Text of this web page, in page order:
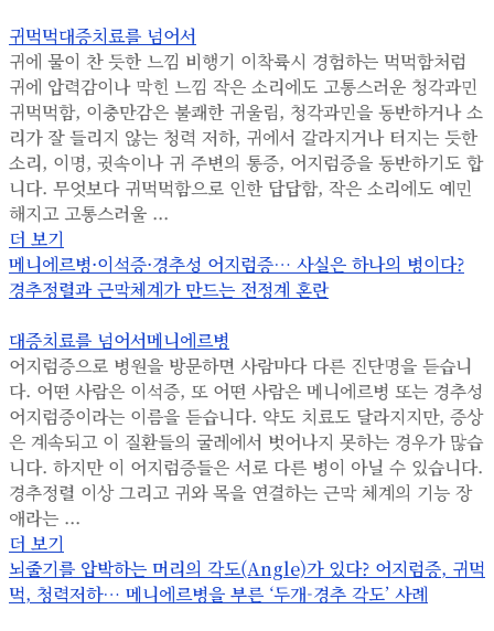
귀먹먹대증치료를 넘어서
귀에 물이 찬 듯한 느낌 비행기 이착륙시 경험하는 먹먹함처럼
귀에 압력감이나 막힌 느낌 작은 소리에도 고통스러운 청각과민
귀먹먹함, 이충만감은 불쾌한 귀울림, 청각과민을 동반하거나 소
리가 잘 들리지 않는 청력 저하, 귀에서 갈라지거나 터지는 듯한
소리, 이명, 귓속이나 귀 주변의 통증, 어지럼증을 동반하기도 합
니다. 무엇보다 귀먹먹함으로 인한 답답함, 작은 소리에도 예민
해지고 고통스러울 ...
더 보기
메니에르병·이석증·경추성 어지럼증… 사실은 하나의 병이다?
경추정렬과 근막체계가 만드는 전정계 혼란
대증치료를 넘어서메니에르병
어지럼증으로 병원을 방문하면 사람마다 다른 진단명을 듣습니
다. 어떤 사람은 이석증, 또 어떤 사람은 메니에르병 또는 경추성
어지럼증이라는 이름을 듣습니다. 약도 치료도 달라지지만, 증상
은 계속되고 이 질환들의 굴레에서 벗어나지 못하는 경우가 많습
니다. 하지만 이 어지럼증들은 서로 다른 병이 아닐 수 있습니다.
경추정렬 이상 그리고 귀와 목을 연결하는 근막 체계의 기능 장
애라는 ...
더 보기
뇌줄기를 압박하는 머리의 각도(Angle)가 있다? 어지럼증, 귀먹
먹, 청력저하… 메니에르병을 부른 ‘두개-경추 각도’ 사례